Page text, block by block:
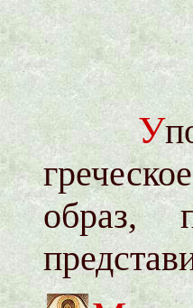
У
образ,